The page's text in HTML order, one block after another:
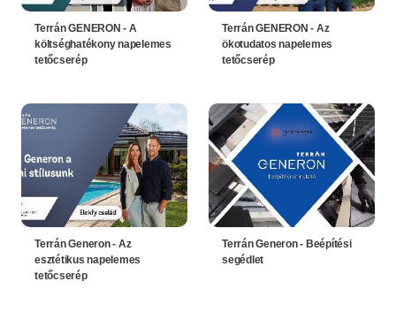
Terrán GENERON - A
költséghatékony napelemes
tetőcserép
Terrán GENERON - Az
ökotudatos napelemes
tetőcserép
Terrán Generon - Az
esztétikus napelemes
tetőcserép
Terrán Generon - Beépítési
segédlet